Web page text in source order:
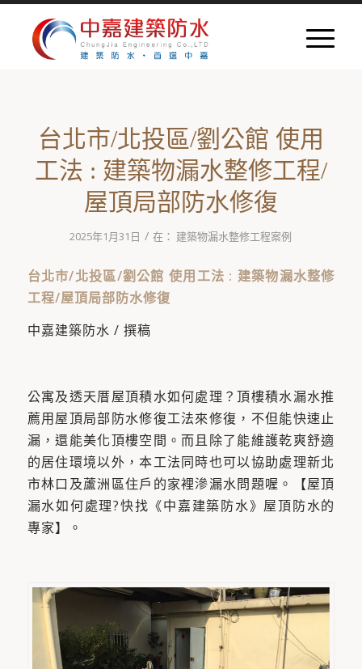
台北市/北投區/劉公館 使用
工法 : 建築物漏水整修工程/
屋頂局部防水修復
2025年1月31日 / 在： 建築物漏水整修工程案例
台北市/北投區/劉公館 使用工法 : 建築物漏水整修
工程/屋頂局部防水修復
中嘉建築防水 / 撰稿
公寓及透天厝屋頂積水如何處理？頂樓積水漏水推
薦用屋頂局部防水修復工法來修復，不但能快速止
漏，還能美化頂樓空間。而且除了能維護乾爽舒適
的居住環境以外，本工法同時也可以協助處理新北
市林口及蘆洲區住戶的家裡滲漏水問題喔。【屋頂
漏水如何處理?快找《中嘉建築防水》屋頂防水的
專家】。